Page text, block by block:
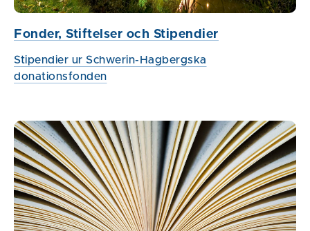
Fonder, Stiftelser och Stipendier
Stipendier ur Schwerin-Hagbergska
donationsfonden